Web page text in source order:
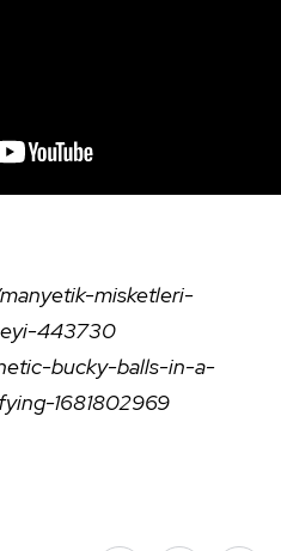
misketleri-
443730
bucky-balls-in-a-
1681802969